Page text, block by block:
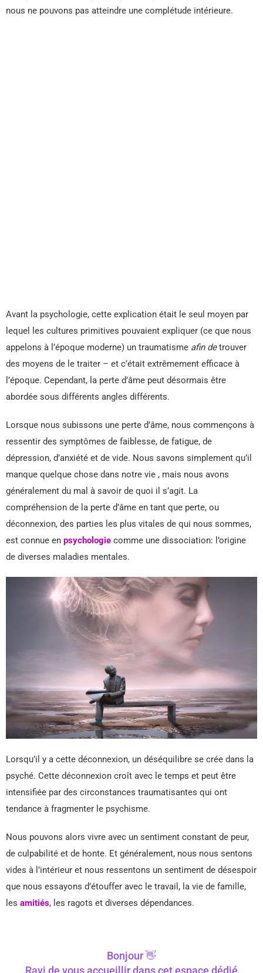
nous ne pouvons pas atteindre une complétude intérieure.
Avant la psychologie, cette explication était le seul moyen par
lequel les cultures primitives pouvaient expliquer (ce que nous
appelons à l’époque moderne) un traumatisme afin detrouver
des moyens de le traiter – et c’était extrêmement efficace à
l’époque. Cependant, la perte d’âme peut désormais être
abordée sous différents angles différents.
Lorsque nous subissons une perte d’âme, nous commençons à
ressentir des symptômes de faiblesse, de fatigue, de
dépression, d’anxiété et de vide. Nous savons simplement qu’il
manque quelque chose dans notre vie , mais nous avons
généralement du mal à savoir de quoi il s’agit. La
compréhension de la perte d’âme en tant que perte, ou
déconnexion, des parties les plus vitales de qui nous sommes,
est connue en psychologie comme une dissociation: l’origine
de diverses maladies mentales.
Lorsqu’il y a cette déconnexion, un déséquilibre se crée dans la
psyché. Cette déconnexion croît avec le temps et peut être
intensifiée par des circonstances traumatisantes qui ont
tendance à fragmenter le psychisme.
Nous pouvons alors vivre avec un sentiment constant de peur,
de culpabilité et de honte. Et généralement, nous nous sentons
vides à l’intérieur et nous ressentons un sentiment de désespoir
que nous essayons d’étouffer avec le travail, la vie de famille,
les amitiés, les ragots et diverses dépendances.
Bonjour 👋
Ravi de vous accueillir dans cet espace dédié